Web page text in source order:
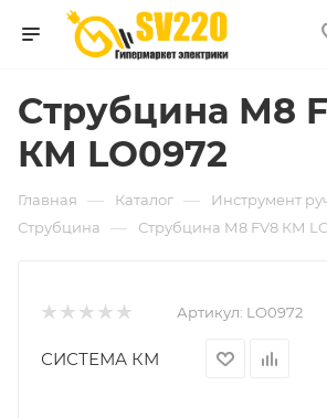
Струбцина М8
КМ LO0972
Главная — Каталог — Инструмент
Струбцина — Струбцина М8 FV8 КМ
Артикул: LO0972
СИСТЕМА КМ